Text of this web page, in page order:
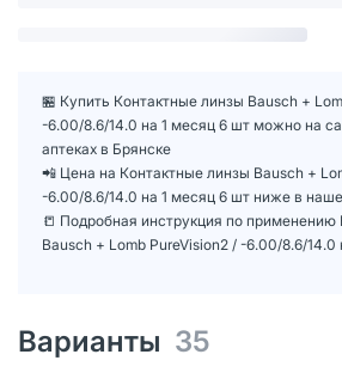
🏪 Купить Контактные линзы Bausch +
-6.00/8.6/14.0 на 1 месяц 6 шт можно на
аптеках в Брянске
📲 Цена на Контактные линзы Bausch +
-6.00/8.6/14.0 на 1 месяц 6 шт ниже в
📒 Подробная инструкция по применению
Bausch + Lomb PureVision2 / -6.00/8.6/14.0
Варианты 35